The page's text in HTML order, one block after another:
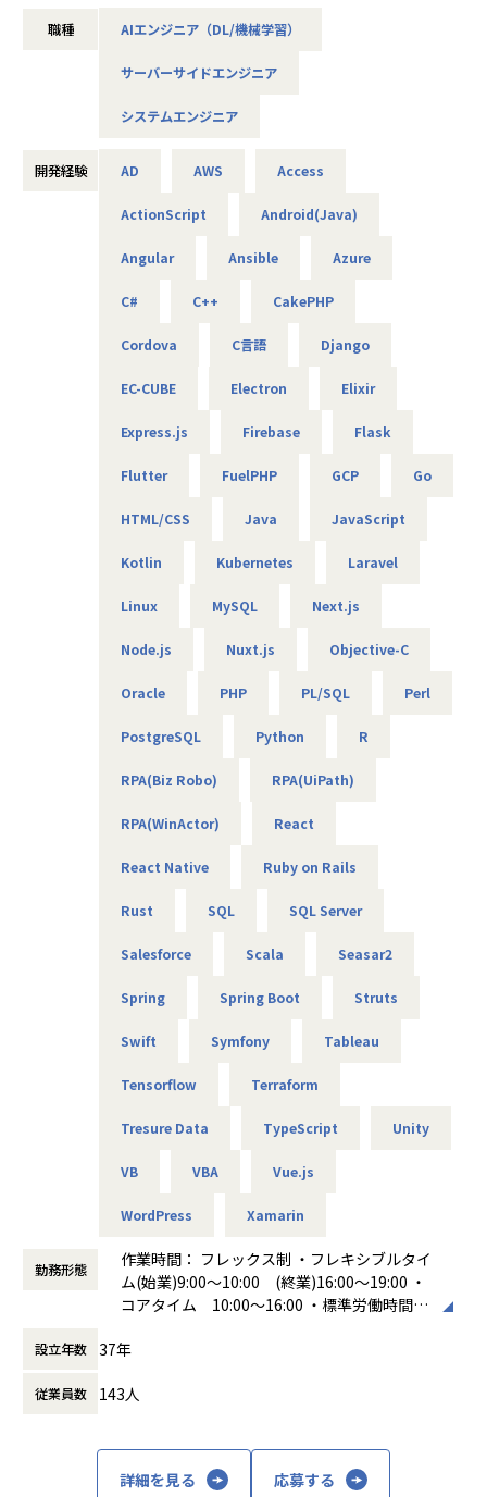
ーズは急速に拡大しており、さらなる事業拡大に向けて増員
AIやDXの知見は問わず、ご興味と意欲のある方にぜひ参画い
・大手企業、グループ会社に向けたAIソリューションの開発
・AWSやPythonを用いたAIアプリケーションの作成
・データ基盤の構築並びにデータ活用によるDX化の提案
・RAG機能を搭載した、(閉域接続可能な)生成AIの開発
・鉄道会社向け、AIを活用した需要予測とシステム開発
・WEB広告最適化に向けたデータ分析、PoC開発 など
当社は社長を含め、社員構成の9割以上がエンジニアです。
りたい」という想いを込めて創業したため、
働き方を考慮して下記環境を用意しています。
・9割以上がリモート（年に数回程度の出社メンバーも）
・有給消化日数は18.5日（夏季休暇含む）
【業務の変更の範囲】
職種 AIエンジニア（DL/機械学習）
サーバーサイドエンジニア
システムエンジニア
開発経験 AD AWS Access
ActionScript Android(Java)
Angular Ansible Azure
C# C++ CakePHP
Cordova C言語 Django
EC-CUBE Electron Elixir
Express.js Firebase Flask
Flutter FuelPHP GCP Go
HTML/CSS Java JavaScript
Kotlin Kubernetes Laravel
Linux MySQL Next.js
Node.js Nuxt.js Objective-C
Oracle PHP PL/SQL Perl
PostgreSQL Python R
RPA(Biz Robo) RPA(UiPath)
RPA(WinActor) React
React Native Ruby on Rails
Rust SQL SQL Server
Salesforce Scala Seasar2
Spring Spring Boot Struts
Swift Symfony Tableau
Tensorflow Terraform
Tresure Data TypeScript Unity
VB VBA Vue.js
WordPress Xamarin
勤務形態
作業時間： フレックス制 ・フレキシブルタイ
ム(始業)9:00～10:00 (終業)16:00～19:00 ・
コアタイム 10:00～16:00 ・標準労働時間
働き方：
休憩時間： 60分
設立年数 37年
従業員数 143人
詳細を見る 応募する